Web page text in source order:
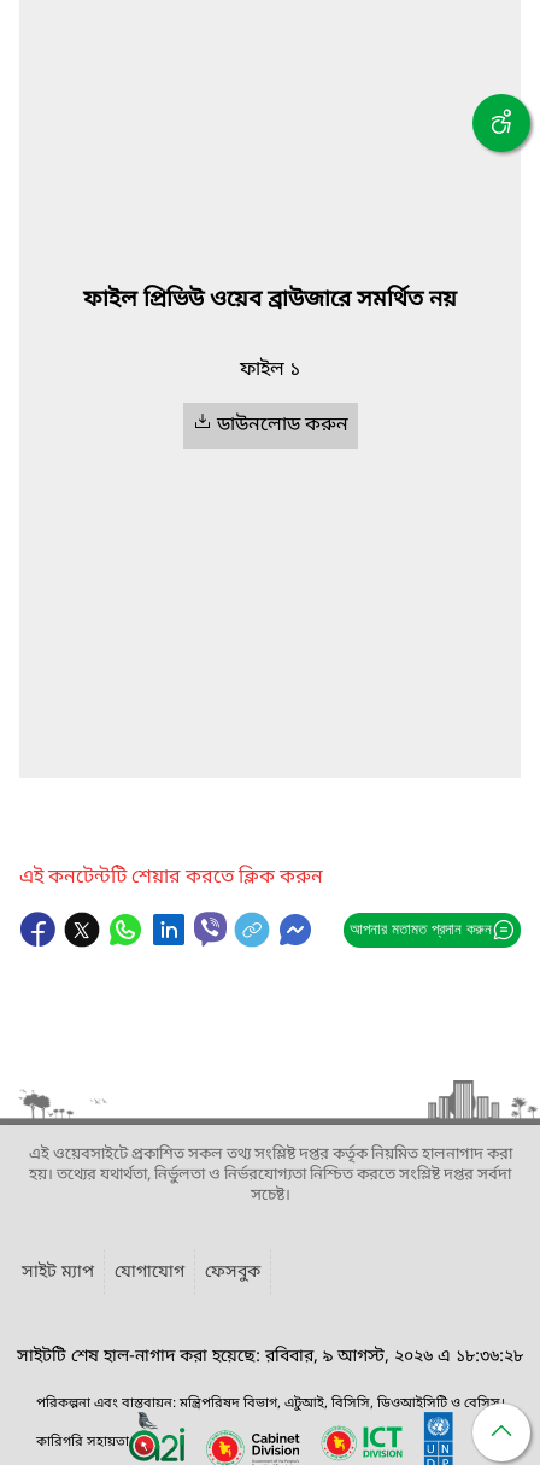
ফাইল প্রিভিউ ওয়েব ব্রাউজারে সমর্থিত নয়
ফাইল ১
ডাউনলোড করুন
এই কনটেন্টটি শেয়ার করতে ক্লিক করুন
আপনার মতামত প্রদান করুন
এই ওয়েবসাইটে প্রকাশিত সকল তথ্য সংশ্লিষ্ট দপ্তর কর্তৃক নিয়মিত হালনাগাদ করা
হয়। তথ্যের যথার্থতা, নির্ভুলতা ও নির্ভরযোগ্যতা নিশ্চিত করতে সংশ্লিষ্ট দপ্তর সর্বদা
সচেষ্ট।
সাইট ম্যাপ যোগাযোগ ফেসবুক
সাইটটি শেষ হাল-নাগাদ করা হয়েছে: রবিবার, ৯ আগস্ট, ২০২৬ এ ১৮:৩৬:২৮
পরিকল্পনা এবং বাস্তবায়ন: মন্ত্রিপরিষদ বিভাগ, এটুআই, বিসিসি, ডিওআইসিটি ও বেসিস।
কারিগরি সহায়তা